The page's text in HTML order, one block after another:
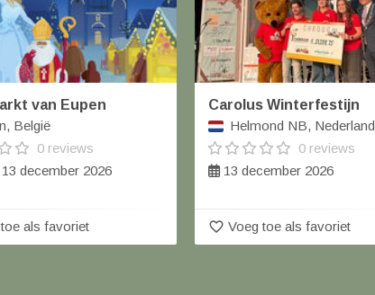
van Eupen
België
0 reviews
december 2026
als favoriet
Carolus Winterfestijn
Helmond NB, Nederland
0 reviews
13 december 2026
favorite_border Voeg toe als favoriet